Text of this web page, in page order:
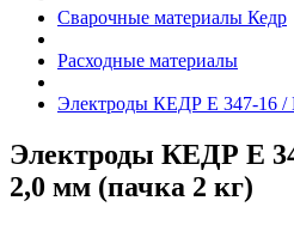
Сварочные материалы Кедр
Расходные материалы
Электроды КЕДР E 347-16
Электроды КЕДР E
2,0 мм (пачка 2 кг)